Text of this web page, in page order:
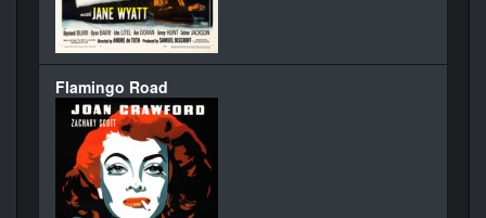
Flamingo Road